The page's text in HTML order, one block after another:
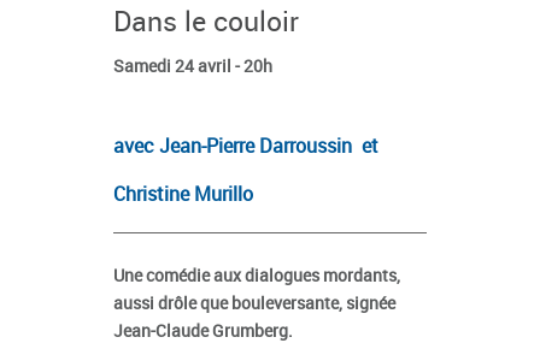
Dans le couloir
Samedi 24 avril - 20h
avec Jean-Pierre Darroussin et
Christine Murillo
Une comédie aux dialogues mordants,
aussi drôle que bouleversante, signée
Jean-Claude Grumberg.